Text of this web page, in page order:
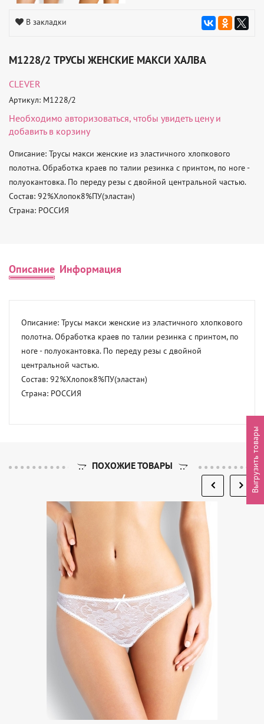
В закладки
M1228/2 ТРУСЫ ЖЕНСКИЕ МАКСИ ХАЛВА
CLEVER
Артикул: M1228/2
Необходимо авторизоваться, чтобы увидеть цену и
добавить в корзину
Описание: Трусы макси женские из эластичного хлопкового
полотна. Обработка краев по талии резинка с принтом, по ноге -
полуокантовка. По переду резы с двойной центральной частью.
Состав: 92%Хлопок8%ПУ(эластан)
Страна: РОССИЯ
Описание Информация
Описание: Трусы макси женские из эластичного хлопкового
полотна. Обработка краев по талии резинка с принтом, по
ноге - полуокантовка. По переду резы с двойной
центральной частью.
Состав: 92%Хлопок8%ПУ(эластан)
Страна: РОССИЯ
ПОХОЖИЕ ТОВАРЫ Выгрузить товары